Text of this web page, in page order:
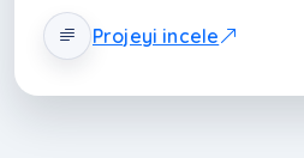
eder. Nötr tonlar, sade
genç kullanıcıya sakin, verimli
Projeyi incele